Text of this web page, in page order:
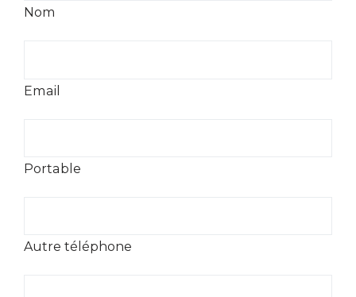
Nom
Email
Portable
Autre téléphone